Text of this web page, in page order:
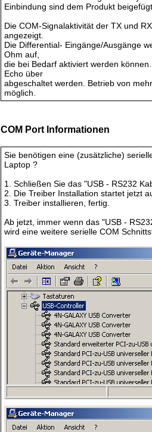
Einbindung sind dem Produkt
Die COM-Signalaktivität der TX und
angezeigt.
Die Differential- Eingänge/Ausgänge
Ohm auf,
die bei Bedarf aktiviert werden
Echo über
abgeschaltet werden. Betrieb von
möglich.
COM Port Informationen
Sie benötigen eine (zusätzliche)
Laptop ?
1. Schließen Sie das "USB - RS232
2. Die Treiber Installation startet jetzt
3. Treiber installieren, fertig.
Ab jetzt, immer wenn das "USB -
wird eine weitere serielle COM